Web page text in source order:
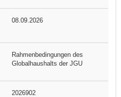
08.09.2026
Rahmenbedingungen des
Globalhaushalts der JGU
2026902